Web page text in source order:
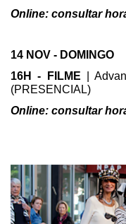
Online: consultar
14 NOV - DOMINGO
16H - FILME
|
(PRESENCIAL)
Online: consultar